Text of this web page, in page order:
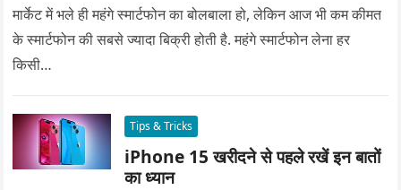
मार्केट में भले ही महंगे स्मार्टफोन का बोलबाला हो, लेकिन आज भी कम कीमत
के स्मार्टफोन की सबसे ज्यादा बिक्री होती है. महंगे स्मार्टफोन लेना हर
किसी…
Tips & Tricks
iPhone 15 खरीदने से पहले रखें इन बातों
का ध्यान